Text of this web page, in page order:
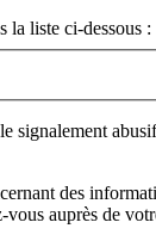
la liste ci-dessous :
signalement
des
vous auprès de